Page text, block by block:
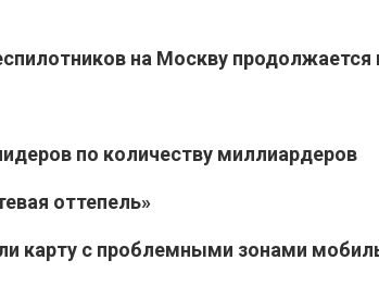
на Москву продолжается
по количеству миллиардеров
оттепель»
карту с проблемными зонами